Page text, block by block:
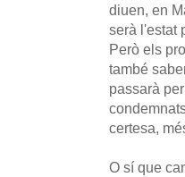
diuen, en
serà l'estat
Però els
també
passarà
certesa,
O sí que